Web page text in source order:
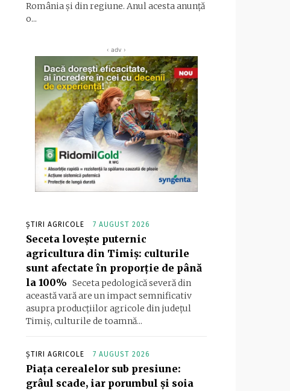
România și din regiune. Anul acesta anunță
o...
‹ adv ›
ȘTIRI AGRICOLE 7 AUGUST 2026
Seceta lovește puternic
agricultura din Timiș: culturile
sunt afectate în proporție de până
la 100% Seceta pedologică severă din
această vară are un impact semnificativ
asupra producțiilor agricole din județul
Timiș, culturile de toamnă...
ȘTIRI AGRICOLE 7 AUGUST 2026
Piața cerealelor sub presiune:
grâul scade, iar porumbul și soia